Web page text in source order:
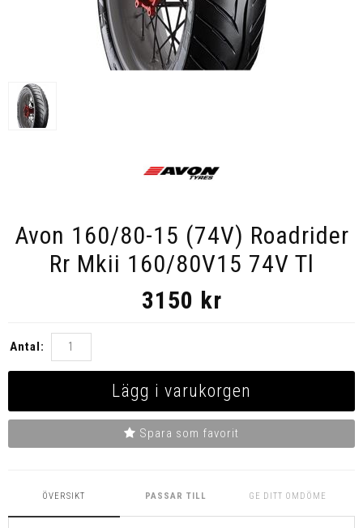
Avon 160/80-15 (74V) Roadrider
Rr Mkii 160/80V15 74V Tl
3150 kr
Antal:
Lägg i varukorgen
Spara som favorit
ÖVERSIKT PASSAR TILL GE DITT OMDÖME